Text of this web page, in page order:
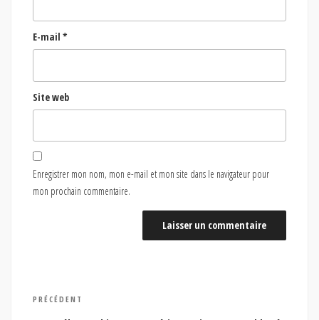
E-mail *
Site web
Enregistrer mon nom, mon e-mail et mon site dans le navigateur pour
mon prochain commentaire.
Navigation
Article
précédent
PRÉCÉDENT